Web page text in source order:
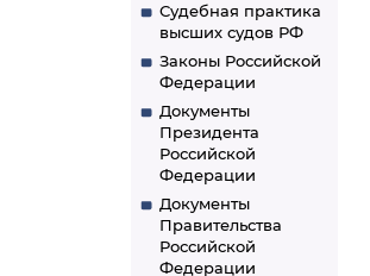
Судебная практика
высших судов РФ
Законы Российской
Федерации
Документы
Президента
Российской
Федерации
Документы
Правительства
Российской
Федерации